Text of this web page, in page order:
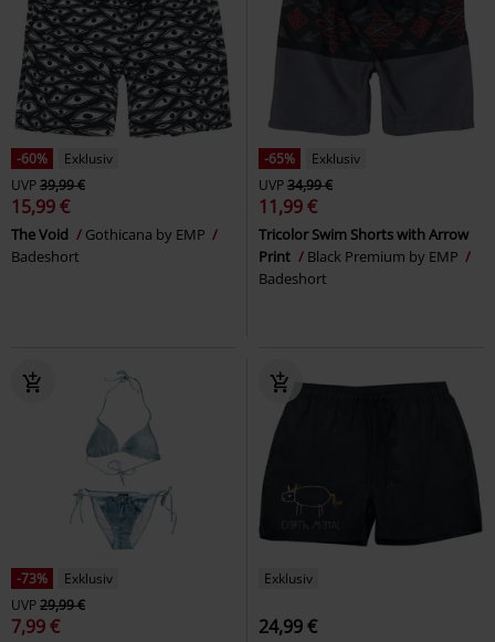
-60%
Exklusiv
UVP39,99 €
15,99 €
The Void
Gothicana by EMP
Badeshort
-65%
Exklusiv
UVP34,99 €
11,99 €
Tricolor Swim Shorts with Arrow
Print
Black Premium by EMP
Badeshort
-73%
Exklusiv
UVP29,99 €
7,99 €
Exklusiv
24,99 €